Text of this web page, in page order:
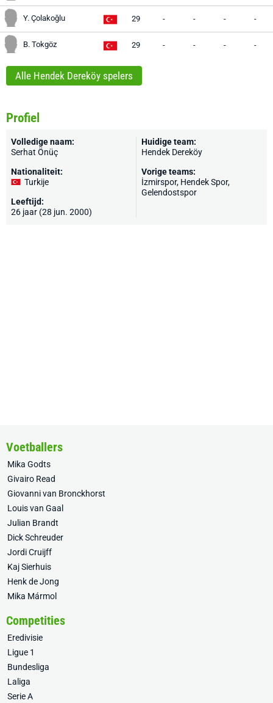
Y. Çolakoğlu 29 - - - -
B. Tokgöz 29 - - - -
Alle Hendek Dereköy spelers
Profiel
Volledige naam:
Serhat Önüç
Nationaliteit:
Turkije
Leeftijd:
26 jaar (28 jun. 2000)
Huidige team:
Hendek Dereköy
Vorige teams:
İzmirspor, Hendek Spor,
Gelendostspor
Voetballers
Mika Godts
Givairo Read
Giovanni van Bronckhorst
Louis van Gaal
Julian Brandt
Dick Schreuder
Jordi Cruijff
Kaj Sierhuis
Henk de Jong
Mika Mármol
Competities
Eredivisie
Ligue 1
Bundesliga
Laliga
Serie A